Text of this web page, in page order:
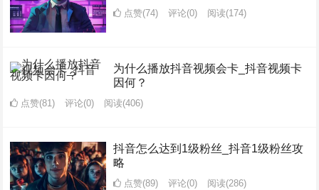
点赞(74) 评论(0) 阅读(174)
为什么播放抖音视频会卡_抖音视频卡
因何？
点赞(81) 评论(0) 阅读(406)
抖音怎么达到1级粉丝_抖音1级粉丝攻
略
点赞(89) 评论(0) 阅读(286)